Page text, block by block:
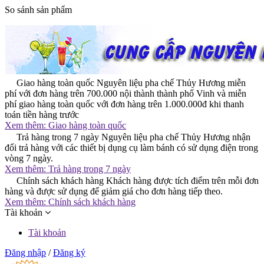
So sánh sản phẩm
Giao hàng toàn quốc Nguyên liệu pha chế Thủy Hương miễn
phí với đơn hàng trên 700.000 nội thành thành phố Vinh và miễn
phí giao hàng toàn quốc với đơn hàng trên 1.000.000đ khi thanh
toán tiền hàng trước
Xem thêm: Giao hàng toàn quốc
Trả hàng trong 7 ngày Nguyên liệu pha chế Thủy Hương nhận
đổi trả hàng với các thiết bị dụng cụ làm bánh có sử dụng điện trong
vòng 7 ngày.
Xem thêm: Trả hàng trong 7 ngày
Chính sách khách hàng Khách hàng được tích điểm trên mỗi đơn
hàng và được sử dụng để giảm giá cho đơn hàng tiếp theo.
Xem thêm: Chính sách khách hàng
Tài khoản
Tài khoản
Đăng nhập /Đăng ký